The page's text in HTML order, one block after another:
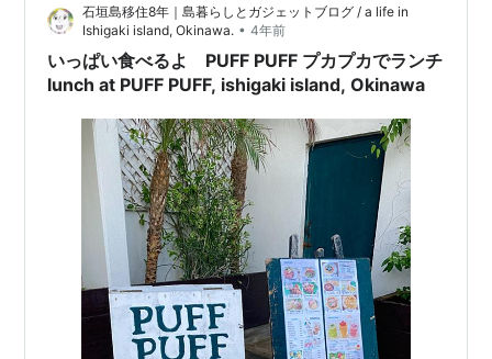
めです。 宮良湾を一望できるテラス席 テラスからの景色
✨綺麗にお手入れされた庭の向…
石垣島移住8年｜島暮らしとガジェットブログ / a life in
Ishigaki island, Okinawa. • 4年前
いっぱい食べるよ PUFF PUFF プカプカでランチ
lunch at PUFF PUFF, ishigaki island, Okinawa